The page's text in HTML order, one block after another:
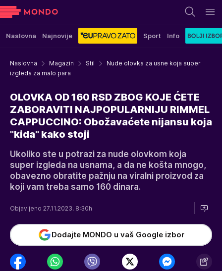
Naslovna Najnovije Sport Info
Naslovna Magazin Stil
Nude olovka za usne koja super
izgleda za malo para
OLOVKA OD 160 RSD ZBOG KOJE ĆETE
ZABORAVITI NAJPOPULARNIJU RIMMEL
CAPPUCCINO: Obožavaćete nijansu koja
"kida" kako stoji
Ukoliko ste u potrazi za nude olovkom koja
super izgleda na usnama, a da ne košta mnogo,
obavezno obratite pažnju na viralni proizvod za
koji vam treba samo 160 dinara.
Objavljeno 27.11.2023. 8:30h
Dodajte MONDO u vaš Google izbor